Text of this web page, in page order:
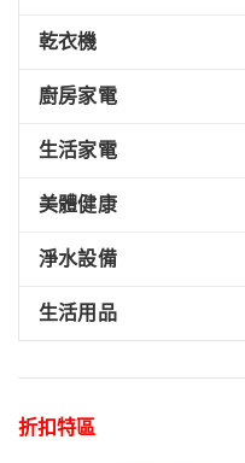
乾衣機
廚房家電
生活家電
美體健康
淨水設備
生活用品
折扣特區